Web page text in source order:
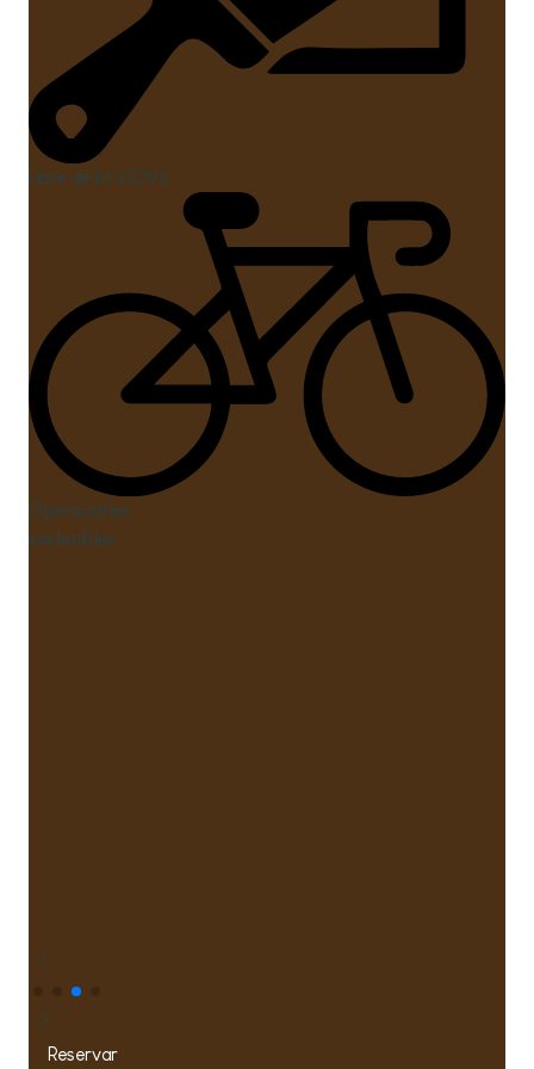
Libre de br>COVs
Operaciones
sostenibles
Reservar